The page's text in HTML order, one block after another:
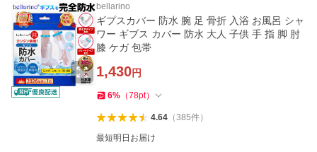
bellarino
ギプスカバー 防水 腕 足 骨折 入浴 お風呂 シャ
ワー ギブス カバー 防水 大人 子供 手 指 脚 肘
膝 ケガ 包帯
1,430円
6% （78pt）
4.64（385件）
最短明日お届け